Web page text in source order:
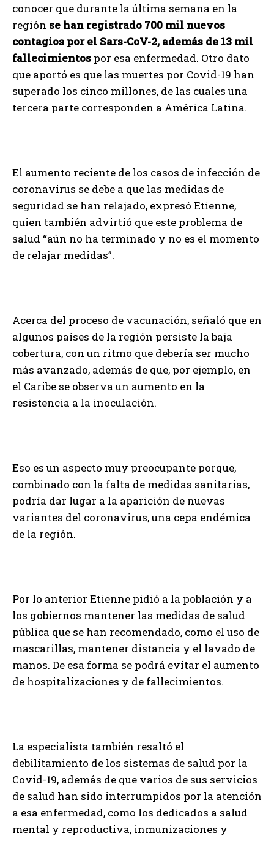
conocer que durante la última semana en la
región se han registrado 700 mil nuevos
contagios por el Sars-CoV-2, además de 13 mil
fallecimientos por esa enfermedad. Otro dato
que aportó es que las muertes por Covid-19 han
superado los cinco millones, de las cuales una
tercera parte corresponden a América Latina.
El aumento reciente de los casos de infección de
coronavirus se debe a que las medidas de
seguridad se han relajado, expresó Etienne,
quien también advirtió que este problema de
salud “aún no ha terminado y no es el momento
de relajar medidas”.
Acerca del proceso de vacunación, señaló que en
algunos países de la región persiste la baja
cobertura, con un ritmo que debería ser mucho
más avanzado, además de que, por ejemplo, en
el Caribe se observa un aumento en la
resistencia a la inoculación.
Eso es un aspecto muy preocupante porque,
combinado con la falta de medidas sanitarias,
podría dar lugar a la aparición de nuevas
variantes del coronavirus, una cepa endémica
de la región.
Por lo anterior Etienne pidió a la población y a
los gobiernos mantener las medidas de salud
pública que se han recomendado, como el uso de
mascarillas, mantener distancia y el lavado de
manos. De esa forma se podrá evitar el aumento
de hospitalizaciones y de fallecimientos.
La especialista también resaltó el
debilitamiento de los sistemas de salud por la
Covid-19, además de que varios de sus servicios
de salud han sido interrumpidos por la atención
a esa enfermedad, como los dedicados a salud
mental y reproductiva, inmunizaciones y